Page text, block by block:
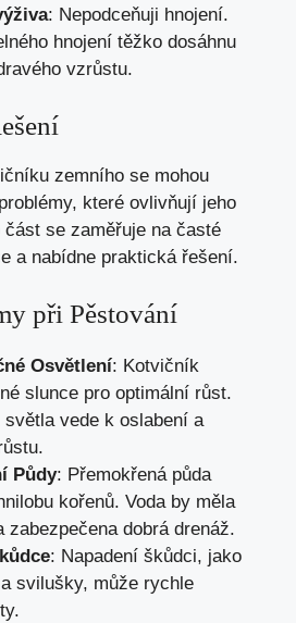
: Nepodceňuji hnojení.
hnojení těžko dosáhnu
vzrůstu.
zemního se mohou
které ovlivňují jeho
se zaměřuje na časté
a nabídne praktická řešení.
při Pěstování
Osvětlení: Kotvičník
slunce pro optimální růst.
světla vede k oslabení a
Půdy: Přemokřená půda
kořenů. Voda by měla
zabezpečena dobrá drenáž.
: Napadení škůdci, jako
svilušky, může rychle